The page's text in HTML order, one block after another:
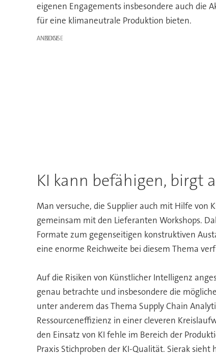
eigenen Engagements insbesondere auch die
für eine klimaneutrale Produktion bieten.
ANZEIGE
KI kann befähigen, birgt
Man versuche, die Supplier auch mit Hilfe von
gemeinsam mit den Lieferanten Workshops.
Formate zum gegenseitigen konstruktiven
eine enorme Reichweite bei diesem Thema
Auf die Risiken von Künstlicher Intelligenz
genau betrachte und insbesondere die
unter anderem das Thema Supply Chain
Ressourceneffizienz in einer cleveren
den Einsatz von KI fehle im Bereich der
Praxis Stichproben der KI-Qualität. Sierak